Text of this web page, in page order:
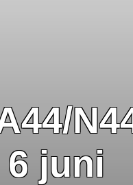
juni